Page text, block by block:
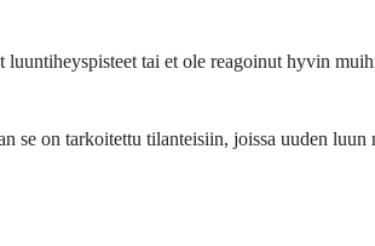
tai et ole reagoinut hyvin
on tarkoitettu tilanteisiin, joissa uuden luun